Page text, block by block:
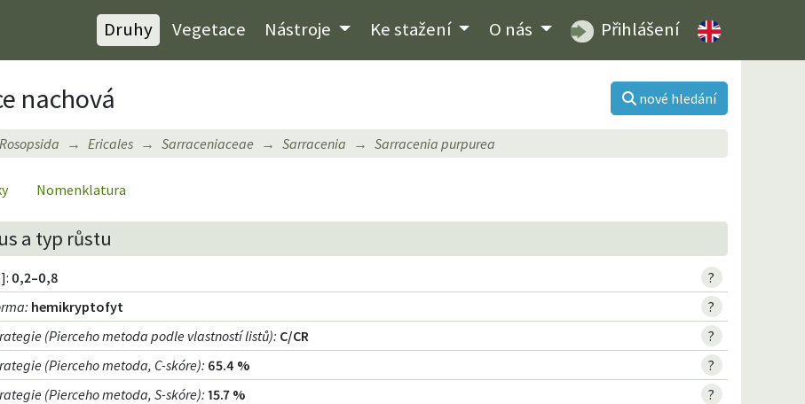
Druhy Vegetace Nástroje Ke stažení O nás Přihlášení
nachová nové hledání
Rosopsida Ericales Sarraceniaceae Sarracenia Sarracenia purpurea
Nomenklatura
a typ růstu
0,2–0,8
?
: hemikryptofyt
?
(Pierceho metoda podle vlastností listů): C/CR
?
(Pierceho metoda, C-skóre): 65.4 %
?
(Pierceho metoda, S-skóre): 15.7 %
?